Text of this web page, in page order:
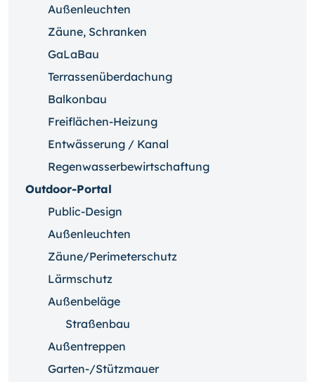
Außenleuchten
Zäune, Schranken
GaLaBau
Terrassenüberdachung
Balkonbau
Freiflächen-Heizung
Entwässerung / Kanal
Regenwasserbewirtschaftung
Outdoor-Portal
Public-Design
Außenleuchten
Zäune/Perimeterschutz
Lärmschutz
Außenbeläge
Straßenbau
Außentreppen
Garten-/Stützmauer